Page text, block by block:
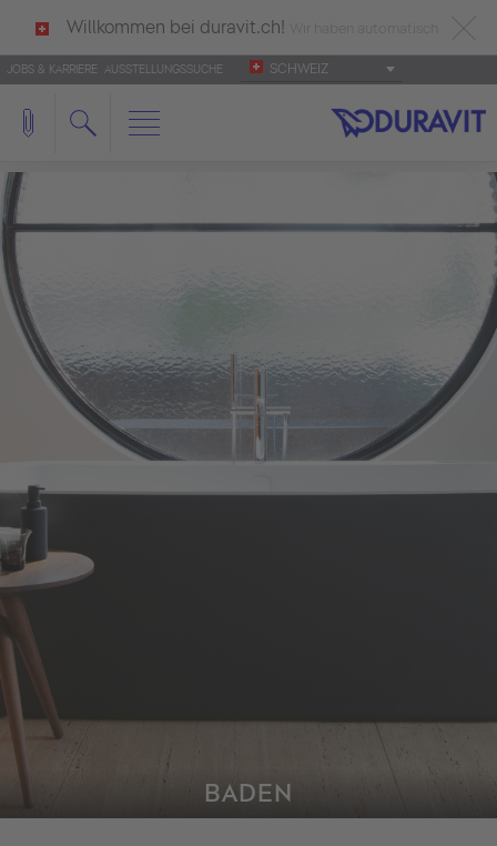
Willkommen bei duravit.ch!
deutsch als Ihre Sprache erkannt.
Français Italiano
JOBS & KARRIERE AUSSTELLUNGSSUCHE SCHWEIZ
BADEN